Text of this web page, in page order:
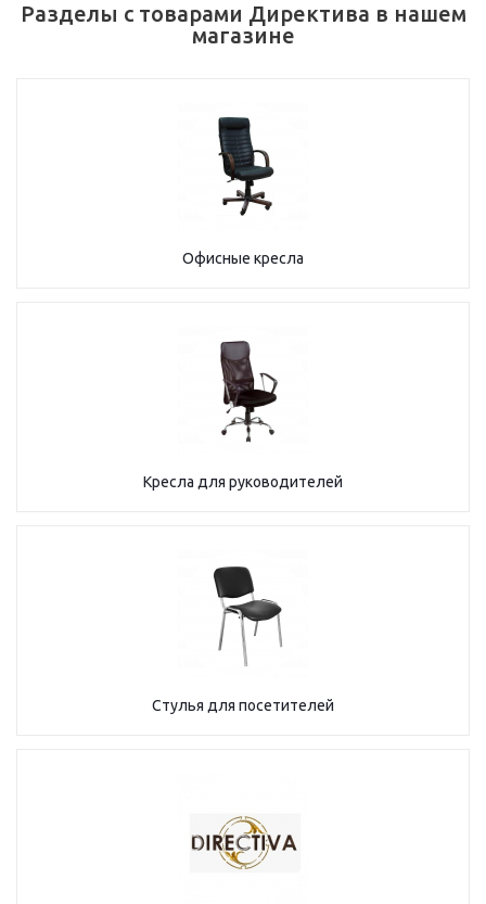
Разделы с товарами Директива в нашем
магазине
Офисные кресла
Кресла для руководителей
Стулья для посетителей